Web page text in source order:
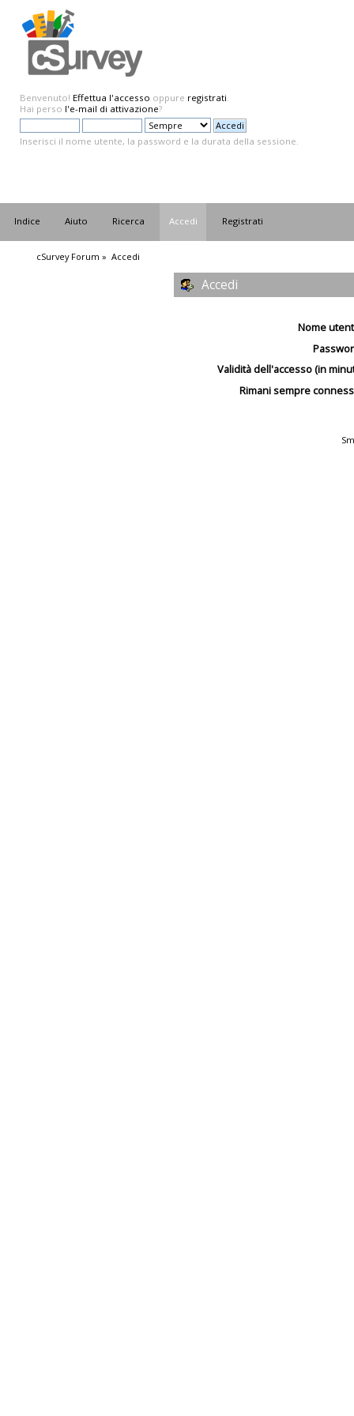
Benvenuto! Effettua l'accesso oppure registrati.
Hai perso l'e-mail di attivazione?
Inserisci il nome utente, la password e la durata della sessione.
Indice Aiuto Ricerca Accedi Registrati
cSurvey Forum » Accedi
Accedi
Nome
Validità dell'accesso (in
Rimani sempre